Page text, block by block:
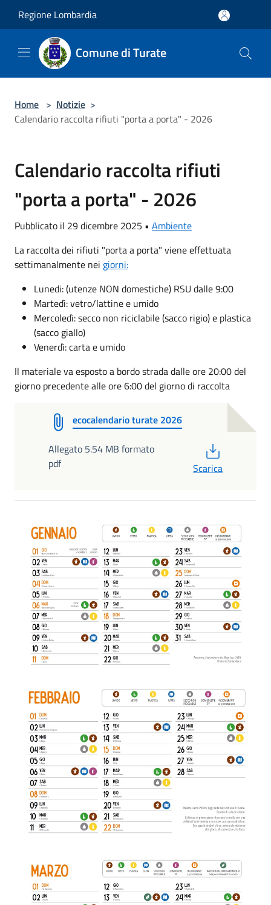
Regione Lombardia
Comune di Turate
Home > Notizie >
Calendario raccolta rifiuti "porta a porta" - 2026
Calendario raccolta rifiuti
"porta a porta" - 2026
Pubblicato il 29 dicembre 2025 • Ambiente
La raccolta dei rifiuti "porta a porta" viene effettuata
settimanalmente nei giorni:
Lunedi: (utenze NON domestiche) RSU dalle 9:00
Martedì: vetro/lattine e umido
Mercoledì: secco non riciclabile (sacco rigio) e plastica
(sacco giallo)
Venerdì: carta e umido
Il materiale va esposto a bordo strada dalle ore 20:00 del
giorno precedente alle ore 6:00 del giorno di raccolta
ecocalendario turate 2026
Allegato 5.54 MB formato
pdf
Scarica
Gennaio
Febbraio
Marzo